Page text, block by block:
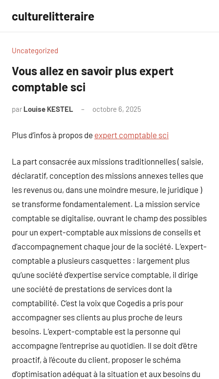
contenu
culturelitteraire
Uncategorized
Vous allez en savoir plus expert
comptable sci
par Louise KESTEL octobre 6, 2025
Plus d’infos à propos de expert comptable sci
La part consacrée aux missions traditionnelles ( saisie,
déclaratif, conception des missions annexes telles que
les revenus ou, dans une moindre mesure, le juridique )
se transforme fondamentalement. La mission service
comptable se digitalise, ouvrant le champ des possibles
pour un expert-comptable aux missions de conseils et
d’accompagnement chaque jour de la société. L’expert-
comptable a plusieurs casquettes : largement plus
qu’une société d’expertise service comptable, il dirige
une société de prestations de services dont la
comptabilité. C’est la voix que Cogedis a pris pour
accompagner ses clients au plus proche de leurs
besoins. L’expert-comptable est la personne qui
accompagne l’entreprise au quotidien. Il se doit d’être
proactif, à l’écoute du client, proposer le schéma
d’optimisation adéquat à la situation et aux besoins du